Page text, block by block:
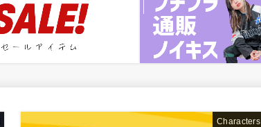
Characters